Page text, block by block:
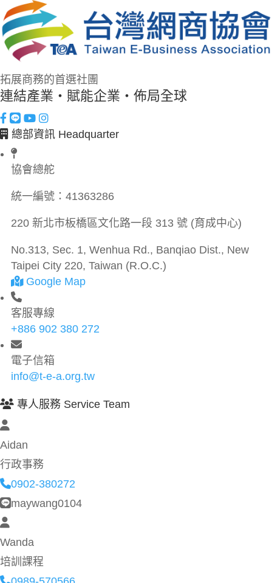
拓展商務的首選社團
連結產業・賦能企業・佈局全球
總部資訊 Headquarter
協會總舵
統一編號： 41363286
220 新北市板橋區文化路一段 313 號 (育成中心)
No.313, Sec. 1, Wenhua Rd., Banqiao Dist., New
Taipei City 220, Taiwan (R.O.C.)
Google Map
客服專線
+886 902 380 272
電子信箱
info@t-e-a.org.tw
專人服務 Service Team
Aidan
行政事務
0902-380272
maywang0104
Wanda
培訓課程